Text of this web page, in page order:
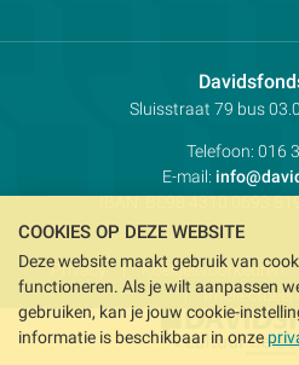
Adres:
Sluisstraat 79 bus
Telefoon: 016
E-mail:
IBAN:BE98 4310 0693
Privacy Koekjesvoorkeuren
Intellectueel
COOKIES OP DEZE WEBSITE
Deze website maakt gebruik van
functioneren. Als je wilt aanpassen
gebruiken, kan je jouw cookie-
informatie is beschikbaar in onze